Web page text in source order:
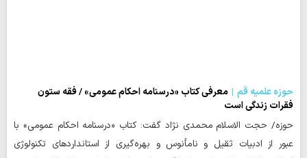
حوزه علمیه قم
معرفی کتاب «درسنامه احکام عمومی» / فقه ستون
فقرات زندگی است
حوزه/ حجت الاسلام محمدی نژاد گفت: کتاب «درسنامه احکام عمومی» با
عبور از ادبیات ثقیل و نامأنوس و بهره‌گیری از استانداردهای تکنولوژی